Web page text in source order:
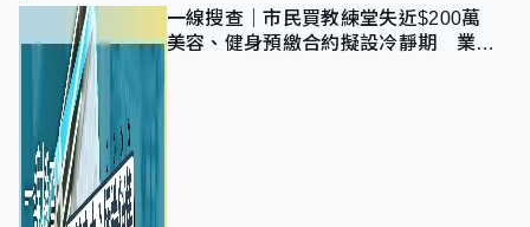
一線搜查｜市民買教練堂失近$200萬
美容、健身預繳合約擬設冷靜期 業界